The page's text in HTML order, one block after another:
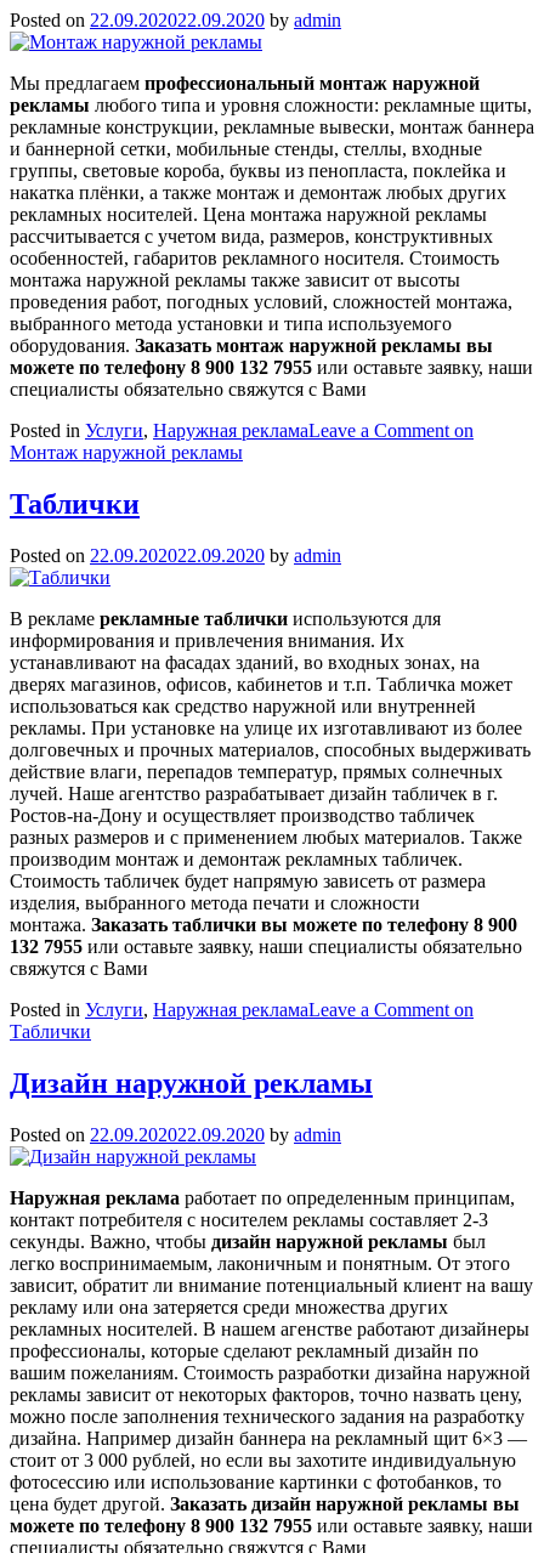
Posted on 22.09.202022.09.2020 by admin
Мы предлагаем профессиональный монтаж наружной
рекламы любого типа и уровня сложности: рекламные щиты,
рекламные конструкции, рекламные вывески, монтаж баннера
и баннерной сетки, мобильные стенды, стеллы, входные
группы, световые короба, буквы из пенопласта, поклейка и
накатка плёнки, а также монтаж и демонтаж любых других
рекламных носителей. Цена монтажа наружной рекламы
рассчитывается с учетом вида, размеров, конструктивных
особенностей, габаритов рекламного носителя. Стоимость
монтажа наружной рекламы также зависит от высоты
проведения работ, погодных условий, сложностей монтажа,
выбранного метода установки и типа используемого
оборудования. Заказать монтаж наружной рекламы вы
можете по телефону 8 900 132 7955 или оставьте заявку, наши
специалисты обязательно свяжутся с Вами
Posted in Услуги, Наружная рекламаLeave a Comment on
Монтаж наружной рекламы
Таблички
Posted on 22.09.202022.09.2020 by admin
В рекламе рекламные таблички используются для
информирования и привлечения внимания. Их
устанавливают на фасадах зданий, во входных зонах, на
дверях магазинов, офисов, кабинетов и т.п. Табличка может
использоваться как средство наружной или внутренней
рекламы. При установке на улице их изготавливают из более
долговечных и прочных материалов, способных выдерживать
действие влаги, перепадов температур, прямых солнечных
лучей. Наше агентство разрабатывает дизайн табличек в г.
Ростов-на-Дону и осуществляет производство табличек
разных размеров и с применением любых материалов. Также
производим монтаж и демонтаж рекламных табличек.
Стоимость табличек будет напрямую зависеть от размера
изделия, выбранного метода печати и сложности
монтажа. Заказать таблички вы можете по телефону 8 900
132 7955 или оставьте заявку, наши специалисты обязательно
свяжутся с Вами
Posted in Услуги, Наружная рекламаLeave a Comment on
Таблички
Дизайн наружной рекламы
Posted on 22.09.202022.09.2020 by admin
Наружная реклама работает по определенным принципам,
контакт потребителя с носителем рекламы составляет 2-3
секунды. Важно, чтобы дизайн наружной рекламы был
легко воспринимаемым, лаконичным и понятным. От этого
зависит, обратит ли внимание потенциальный клиент на вашу
рекламу или она затеряется среди множества других
рекламных носителей. В нашем агенстве работают дизайнеры
профессионалы, которые сделают рекламный дизайн по
вашим пожеланиям. Стоимость разработки дизайна наружной
рекламы зависит от некоторых факторов, точно назвать цену,
можно после заполнения технического задания на разработку
дизайна. Например дизайн баннера на рекламный щит 6×3 —
стоит от 3 000 рублей, но если вы захотите индивидуальную
фотосессию или использование картинки с фотобанков, то
цена будет другой. Заказать дизайн наружной рекламы вы
можете по телефону 8 900 132 7955 или оставьте заявку, наши
специалисты обязательно свяжутся с Вами